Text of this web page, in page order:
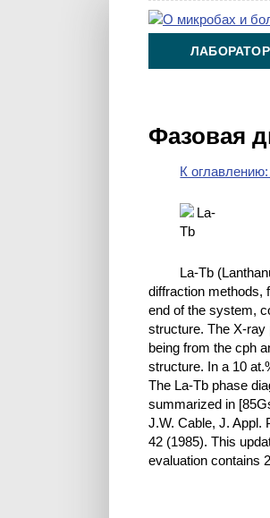
Фазовая
К
La-Tb
diffraction methods,
end of the system,
structure. The X-ray
being from the cph
structure. In a 10
The La-Tb phase
summarized in
J.W. Cable, J. Appl.
42 (1985). This
evaluation contains